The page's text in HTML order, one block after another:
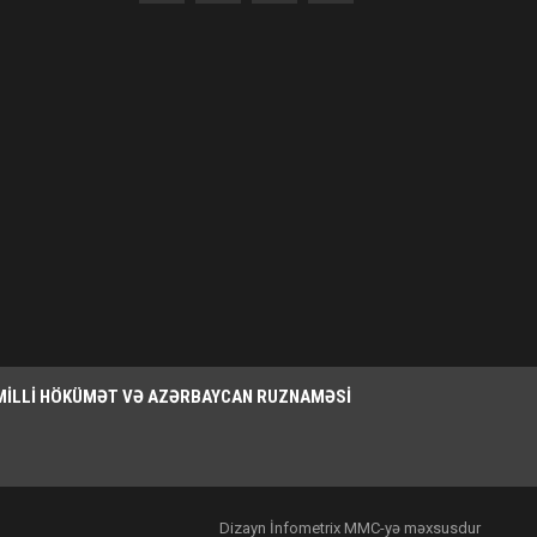
HÖKÜMƏT VƏ AZƏRBAYCAN RUZNAMƏSI
Dizayn İnfometrix MMC-yə məxsusdur